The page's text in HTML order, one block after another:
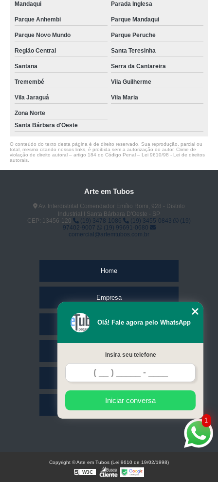
Mandaqui Parada Inglesa
Parque Anhembi Parque Mandaqui
Parque Novo Mundo Parque Peruche
Região Central Santa Teresinha
Santana Serra da Cantareira
Tremembé Vila Guilherme
Vila Jaraguá Vila Maria
Zona Norte
Santa Bárbara d'Oeste
O conteúdo do texto desta página é de direito reservado. Sua reprodução, parcial ou
total, mesmo citando nossos links, é proibida sem a autorização do autor. Crime de
violação de direito autoral – artigo 184 do Código Penal – Lei 9610/98 - Lei de direitos
autorais
Arte em Tubos
Av. Interdistrital Comendador Emílio Romi, 928 - Distrito
Industrial I Santa Bárbara D'Oeste - SP
CEP: 13456-120
(19) 3478-1086 (19) 3455-0843
(19)
97402-9007
(19) 99691-0680
comercial@artemtubos.com.br
Home
Empresa
Missão
Serviços
Contato
Mapa do site
1
Olá! Fale agora pelo WhatsApp
Insira seu telefone
Iniciar conversa
Copyright © Arte em Tubos (Lei 9610 de 19/02/1998)
W3C